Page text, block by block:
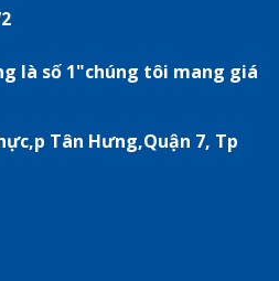
là số 1"chúng tôi mang giá
Tân Hưng,Quận 7, Tp